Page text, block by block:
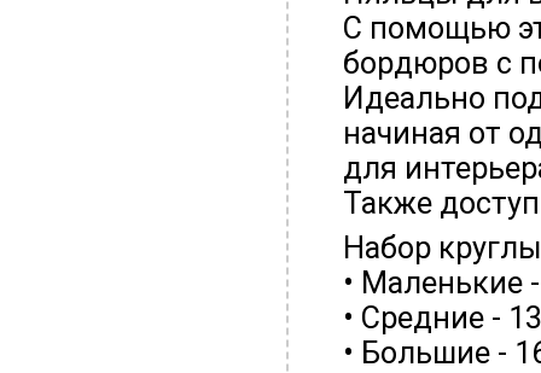
C помощью
бордюров с
Идеально
начиная от
для
Также
Набор
• Маленькие
• Средние -
• Большие -